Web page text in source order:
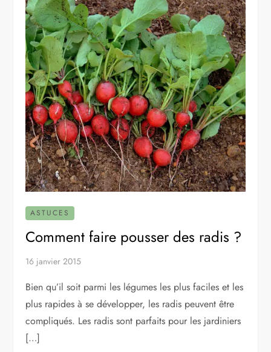
ASTUCES
Comment faire pousser des radis ?
16 janvier 2015
Bien qu’il soit parmi les légumes les plus faciles et les
plus rapides à se développer, les radis peuvent être
compliqués. Les radis sont parfaits pour les jardiniers
[…]